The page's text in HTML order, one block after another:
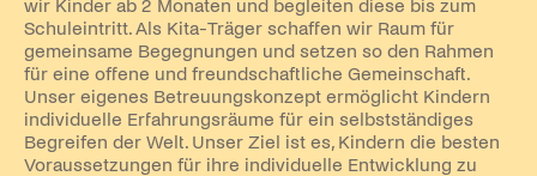
wir Kinder ab 2 Monaten und begleiten diese bis zum
Schuleintritt. Als Kita-Träger schaffen wir Raum für
gemeinsame Begegnungen und setzen so den Rahmen
für eine offene und freundschaftliche Gemeinschaft.
Unser eigenes Betreuungskonzept ermöglicht Kindern
individuelle Erfahrungsräume für ein selbstständiges
Begreifen der Welt. Unser Ziel ist es, Kindern die besten
Voraussetzungen für ihre individuelle Entwicklung zu